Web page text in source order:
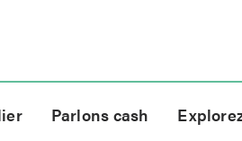
Parlons cash